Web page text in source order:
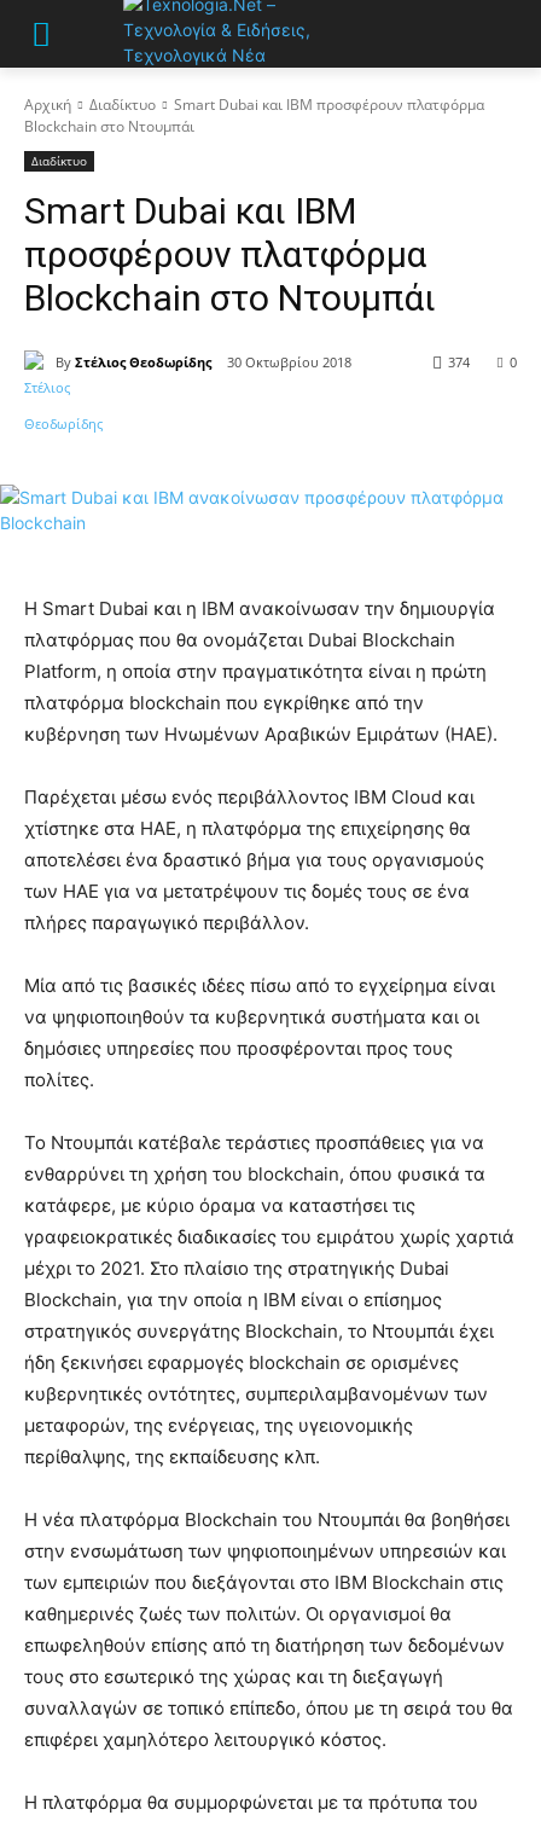
Αρχική Διαδίκτυο
Smart Dubai και IBM προσφέρουν πλατφόρμα
Blockchain στο Ντουμπάι
Διαδίκτυο
Smart Dubai και IBM
προσφέρουν πλατφόρμα
Blockchain στο Ντουμπάι
By Στέλιος Θεοδωρίδης 30 Οκτωβρίου 2018 0
374
Η Smart Dubai και η IBM ανακοίνωσαν την δημιουργία
πλατφόρμας που θα ονομάζεται Dubai Blockchain
Platform, η οποία στην πραγματικότητα είναι η πρώτη
πλατφόρμα blockchain που εγκρίθηκε από την
κυβέρνηση των Ηνωμένων Αραβικών Εμιράτων (ΗΑΕ).
Παρέχεται μέσω ενός περιβάλλοντος IBM Cloud και
χτίστηκε στα ΗΑΕ, η πλατφόρμα της επιχείρησης θα
αποτελέσει ένα δραστικό βήμα για τους οργανισμούς
των ΗΑΕ για να μετατρέψουν τις δομές τους σε ένα
πλήρες παραγωγικό περιβάλλον.
Μία από τις βασικές ιδέες πίσω από το εγχείρημα είναι
να ψηφιοποιηθούν τα κυβερνητικά συστήματα και οι
δημόσιες υπηρεσίες που προσφέρονται προς τους
πολίτες.
Το Ντουμπάι κατέβαλε τεράστιες προσπάθειες για να
ενθαρρύνει τη χρήση του blockchain, όπου φυσικά τα
κατάφερε, με κύριο όραμα να καταστήσει τις
γραφειοκρατικές διαδικασίες του εμιράτου χωρίς χαρτιά
μέχρι το 2021. Στο πλαίσιο της στρατηγικής Dubai
Blockchain, για την οποία η IBM είναι ο επίσημος
στρατηγικός συνεργάτης Blockchain, το Ντουμπάι έχει
ήδη ξεκινήσει εφαρμογές blockchain σε ορισμένες
κυβερνητικές οντότητες, συμπεριλαμβανομένων των
μεταφορών, της ενέργειας, της υγειονομικής
περίθαλψης, της εκπαίδευσης κλπ.
Η νέα πλατφόρμα Blockchain του Ντουμπάι θα βοηθήσει
στην ενσωμάτωση των ψηφιοποιημένων υπηρεσιών και
των εμπειριών που διεξάγονται στο IBM Blockchain στις
καθημερινές ζωές των πολιτών. Οι οργανισμοί θα
επωφεληθούν επίσης από τη διατήρηση των δεδομένων
τους στο εσωτερικό της χώρας και τη διεξαγωγή
συναλλαγών σε τοπικό επίπεδο, όπου με τη σειρά του θα
επιφέρει χαμηλότερο λειτουργικό κόστος.
Η πλατφόρμα θα συμμορφώνεται με τα πρότυπα του